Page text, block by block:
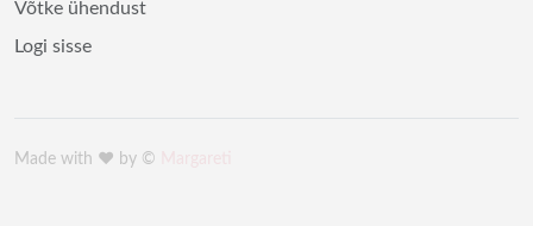
Võtke ühendust
Logi sisse
Made with ♥️ by ©